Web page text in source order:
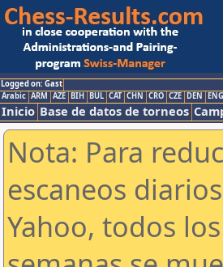
Logged on: Gast
Arabic ARM AZE BIH BUL CAT CHN CRO CZE DEN ENG
Inicio Base de datos de torneos
Nota: Para
escaneos
Yahoo, todos